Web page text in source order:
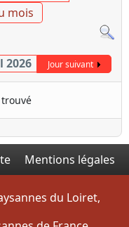
mois
2026 Jour suivant
Mentions légales
du Loiret,